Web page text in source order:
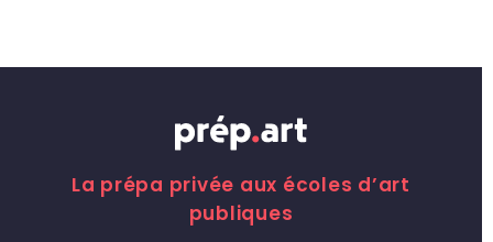
La prépa privée aux écoles d’art
publiques